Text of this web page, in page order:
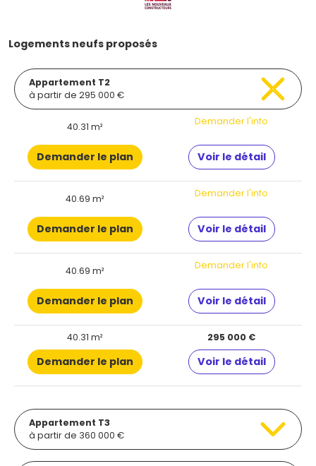
Logements neufs proposés
Appartement T2
à partir de 295 000 €
40.31 m² Demander l'info
Demander le plan Voir le détail
40.69 m² Demander l'info
Demander le plan Voir le détail
40.69 m² Demander l'info
Demander le plan Voir le détail
40.31 m² 295 000 €
Demander le plan Voir le détail
Appartement T3
à partir de 360 000 €